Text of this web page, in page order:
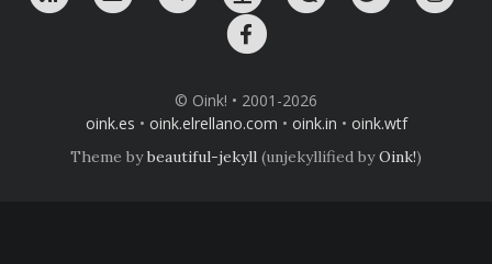
© Oink! • 2001-2026
oink.es • oink.elrellano.com • oink.in • oink.wtf
Theme bybeautiful-jekyll (unjekyllified byOink!)